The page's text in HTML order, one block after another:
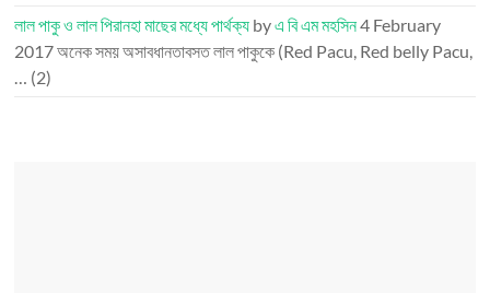
লাল পাকু ও লাল পিরানহা মাছের মধ্যে পার্থক্য byএ বি এম মহসিন4 February
2017অনেক সময় অসাবধানতাবসত লাল পাকুকে (Red Pacu, Red belly Pacu,
… (2)